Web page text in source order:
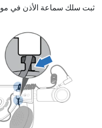
ثبت سلك سماعة الأذن في